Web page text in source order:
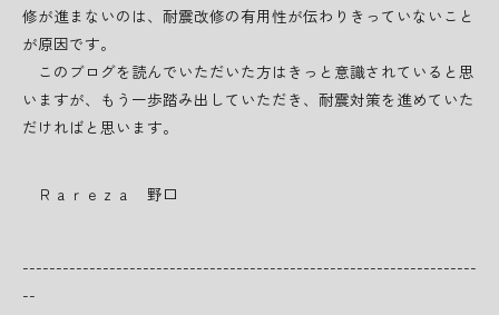
修が進まないのは、耐震改修の有用性が伝わりきっていないこと
が原因です。
このブログを読んでいただいた方はきっと意識されていると思
いますが、もう一歩踏み出していただき、耐震対策を進めていた
だければと思います。
Ｒａｒｅｚａ 野口
--------------------------------------------------------------------
--